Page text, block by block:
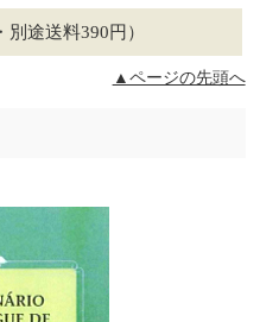
途送料390円）
▲ページの先頭へ